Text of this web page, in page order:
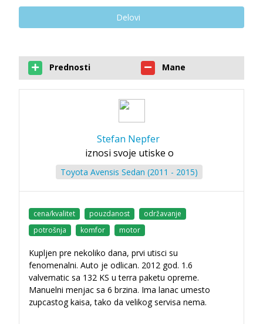
Delovi
Prednosti Mane
Stefan Nepfer
iznosi svoje utiske o
Toyota Avensis Sedan (2011 - 2015)
cena/kvalitet pouzdanost
održavanje
potrošnja
komfor motor
Kupljen pre nekoliko dana, prvi utisci su
fenomenalni. Auto je odlican. 2012 god. 1.6
valvematic sa 132 KS u terra paketu opreme.
Manuelni menjac sa 6 brzina. Ima lanac umesto
zupcastog kaisa, tako da velikog servisa nema.